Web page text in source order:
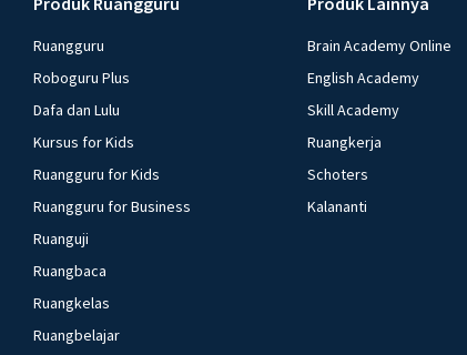
Ruangguru
Roboguru Plus
Dafa dan Lulu
Kursus for Kids
Ruangguru for Kids
Ruangguru for Business
Ruanguji
Ruangbaca
Ruangkelas
Ruangbelajar
Brain Academy Online
English Academy
Skill Academy
Ruangkerja
Schoters
Kalananti